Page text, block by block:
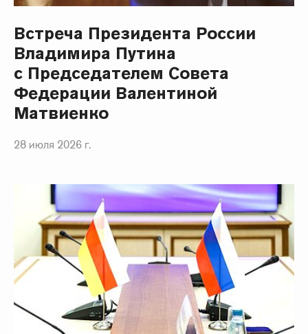
Встреча Президента России
Владимира Путина
с Председателем Совета
Федерации Валентиной
Матвиенко
28 июля 2026 г.